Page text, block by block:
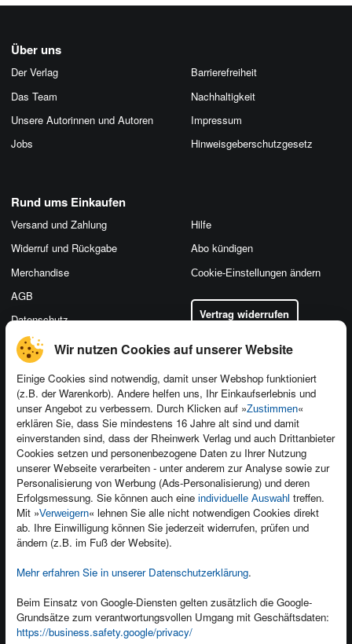
Wir nutzen Cookies auf unserer Website
Einige Cookies sind notwendig, damit unser Webshop funktioniert
(z.B. der Warenkorb). Andere helfen uns, Ihr Einkaufserlebnis und
unser Angebot zu verbessern. Durch Klicken auf »Zustimmen«
erklären Sie, dass Sie mindestens 16 Jahre alt sind und damit
einverstanden sind, dass der Rheinwerk Verlag und auch Drittanbieter
Cookies setzen und personenbezogene Daten zu Ihrer Nutzung
unserer Webseite verarbeiten - unter anderem zur Analyse sowie zur
Personalisierung von Werbung (Ads-Personalisierung) und deren
Erfolgsmessung. Sie können auch eine individuelle Auswahl treffen.
Mit »Verweigern« lehnen Sie alle nicht notwendigen Cookies direkt
ab. Ihre Einwilligung können Sie jederzeit widerrufen, prüfen und
ändern (z.B. im Fuß der Website).
Mehr erfahren Sie in unserer Datenschutzerklärung.
Beim Einsatz von Google-Diensten gelten zusätzlich die Google-
Grundsätze zum verantwortungsvollen Umgang mit Geschäftsdaten:
https://business.safety.google/privacy/
Über uns
Der Verlag
Das Team
Unsere Autorinnen und Autoren
Jobs
Barrierefreiheit
Nachhaltigkeit
Impressum
Hinweis­geber­schutz­gesetz
Kontakt
Newsletter
Für Unternehmen
Presseservice
Dozentenservice
Produktfeedback
Foreign Rights
Ein Buch schreiben
Rund ums Einkaufen
Versand und Zahlung
Widerruf und Rückgabe
Merchandise
AGB
Datenschutz
Hilfe
Abo kündigen
Cookie-Einstellungen ändern
Vertrag widerrufen
Kundenservice
Wir sind gerne für Sie da!
service@rheinwerk-verlag.de